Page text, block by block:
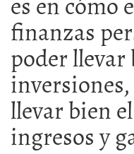
finanzas
poder
llevar bien
ingresos y